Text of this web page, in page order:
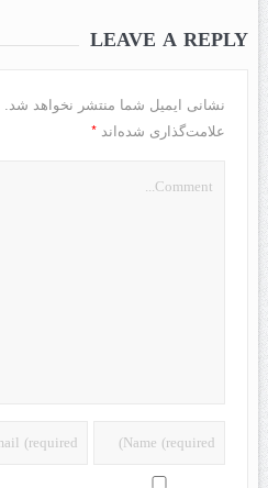
LEAVE A REPLY
نشانی ایمیل شما منتشر نخواهد شد.
علامت‌گذاری شده‌اند *